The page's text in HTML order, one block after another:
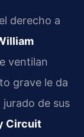
derecho a
ventilan
grave le da
de sus
Circuit